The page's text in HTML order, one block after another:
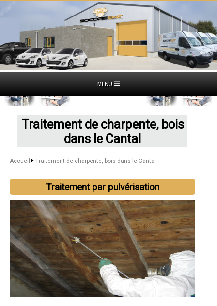
MENU
Traitement de charpente, bois
dans le Cantal
Accueil Traitement de charpente, bois dans le Cantal
Traitement par pulvérisation